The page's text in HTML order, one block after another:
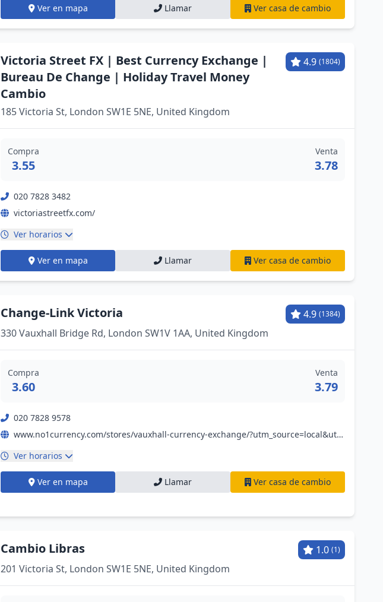
Ver en mapa Llamar Ver casa de cambio
Victoria Street FX | Best Currency Exchange |
Bureau De Change | Holiday Travel Money
Cambio
4.9 (1804)
185 Victoria St, London SW1E 5NE, United Kingdom
Compra
3.55
Venta
3.78
020 7828 3482
victoriastreetfx.com/
Ver horarios
Ver en mapa Llamar Ver casa de cambio
Change-Link Victoria 4.9 (1384)
330 Vauxhall Bridge Rd, London SW1V 1AA, United Kingdom
Compra
3.60
Venta
3.79
020 7828 9578
www.no1currency.com/stores/vauxhall-currency-exchange/?utm_source=local&utm_medium=organic&utm_campaign=googlemybusiness&utm_content=vauxhall
Ver horarios
Ver en mapa Llamar Ver casa de cambio
Cambio Libras 1.0 (1)
201 Victoria St, London SW1E 5NE, United Kingdom